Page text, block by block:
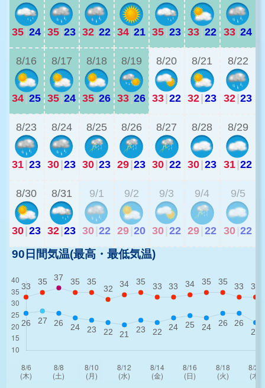
35|24 35|23 32|22 34|21 35|23 33|22 33|24
8/16
34|25
8/17
35|24
8/18
35|26
8/19
33|26
8/20
33|22
8/21
32|23
8/22
32|23
8/23
31|23
8/24
30|23
8/25
30|23
8/26
29|23
8/27
30|22
8/28
30|23
8/29
31|22
8/30
30|23
8/31
32|23
9/1
30 22
9/2
29 20
9/3
30 22
9/4
29 22
9/5
30 22
90日間気温(最高・最低気温)